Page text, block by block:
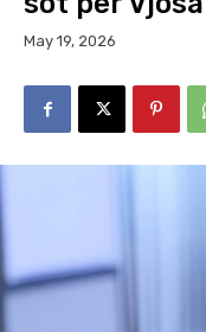
May 19, 2026